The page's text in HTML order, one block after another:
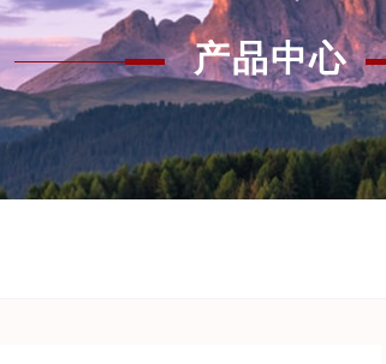
产品中心